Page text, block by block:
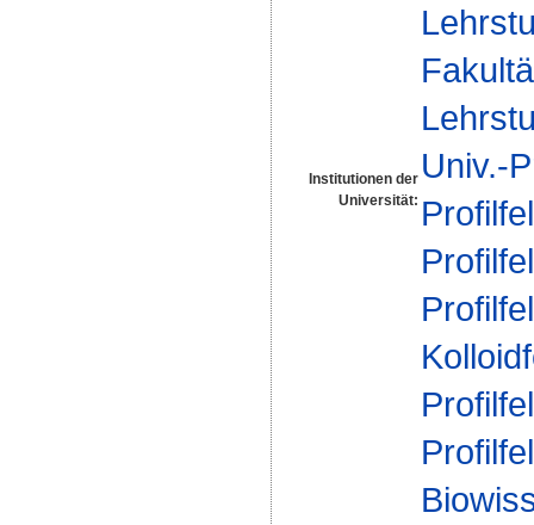
Institutionen der
Universität:
Univ.-